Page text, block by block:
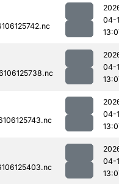
04-
04-
04-
04-